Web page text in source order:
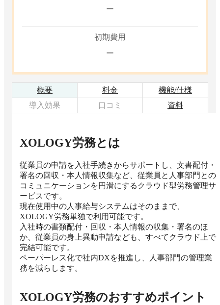
ー
初期費用
ー
概要 料金
機能/仕様
導入効果
口コミ 資料
XOLOGY労務とは
従業員の申請を入社手続きからサポートし、文書配付・
署名の回収・本人情報収集など、従業員と人事部門との
コミュニケーションを円滑にするクラウド型労務管理サ
ービスです。
現在使用中の人事給与システムはそのままで、
XOLOGY労務単独で利用可能です。
入社時の書類配付・回収・本人情報の収集・署名のほ
か、従業員の身上異動申請なども、すべてクラウド上で
完結可能です。
ペーパーレス化で社内DXを推進し、人事部門の管理業
務を減らします。
XOLOGY労務のおすすめポイント